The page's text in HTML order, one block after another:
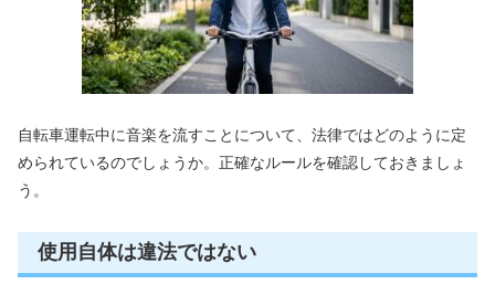
自転車運転中に音楽を流すことについて、法律ではどのように定
められているのでしょうか。正確なルールを確認しておきましょ
う。
使用自体は違法ではない